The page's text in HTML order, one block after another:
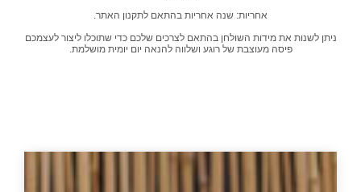
אחריות: שנה אחריות בהתאם לתקנון האתר.
ניתן לשנות את מידות השולחן בהתאם לצרכים שלכם כדי שתוכלו ליצור לעצמכם
פיסה מעוצבת של רוגע ושלווה להנאה יום יומית מושלמת.